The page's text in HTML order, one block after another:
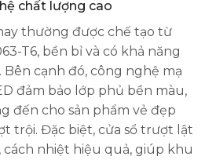
chất lượng cao
thường được chế tạo từ
T6, bền bỉ và có khả năng
Bên cạnh đó, công nghệ mạ
đảm bảo lớp phủ bền màu,
đến cho sản phẩm vẻ đẹp
trội. Đặc biệt, cửa sổ trượt lật
cách nhiệt hiệu quả, giúp khu